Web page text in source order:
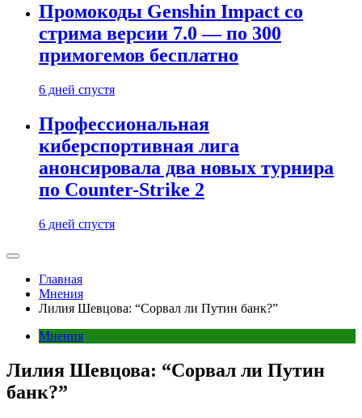
Промокоды Genshin Impact со
стрима версии 7.0 — по 300
примогемов бесплатно
6 дней спустя
Профессиональная
киберспортивная лига
анонсировала два новых турнира
по Counter-Strike 2
6 дней спустя
Главная
Мнения
Лилия Шевцова: “Сорвал ли Путин банк?”
Мнения
Лилия Шевцова: “Сорвал ли Путин
банк?”